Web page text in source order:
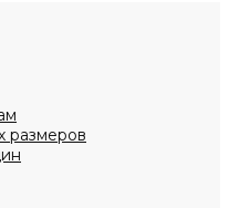
размеров